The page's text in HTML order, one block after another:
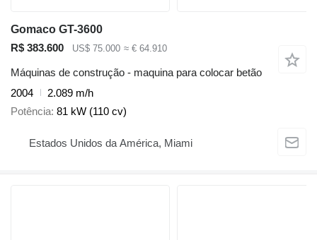
Gomaco GT-3600
R$ 383.600
US$ 75.000 ≈ € 64.910
Máquinas de construção - maquina para colocar betão
2004
2.089 m/h
Potência 81 kW (110 cv)
Estados Unidos da América, Miami